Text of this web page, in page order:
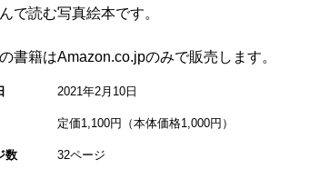
で読む写真絵本です。
書籍はAmazon.co.jpのみで販売します。
2021年2月10日
定価1,100円（本体価格1,000円）
数 32ページ